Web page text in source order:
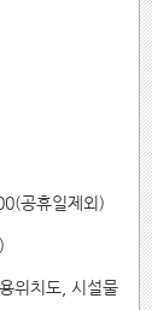
공휴일제외)
위치도, 시설물